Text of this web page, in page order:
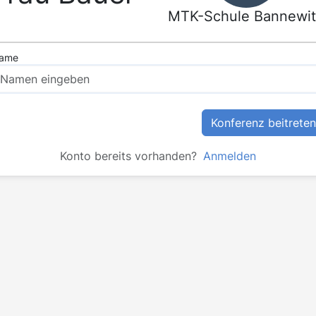
MTK-Schule
Konferenz beitreten
Konto bereits vorhanden? Anmelden